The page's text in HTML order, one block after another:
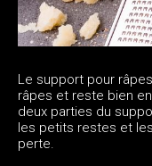
Le support pour
râpes et reste bien
deux parties du
les petits restes et
perte.